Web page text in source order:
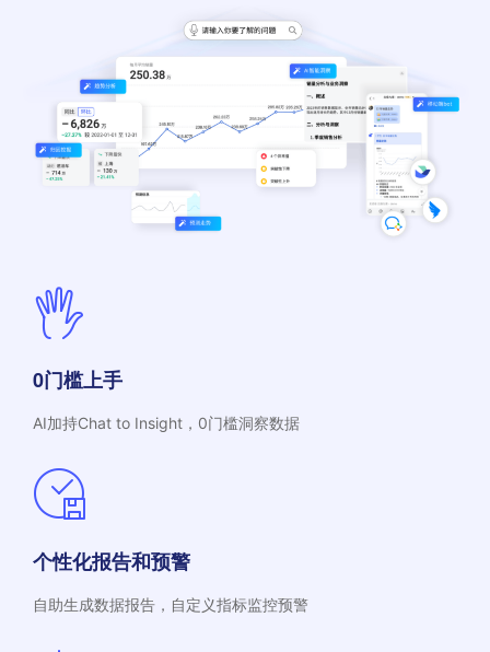
0门槛上手
AI加持Chat to Insight，0门槛洞察数据
个性化报告和预警
自助生成数据报告，自定义指标监控预警